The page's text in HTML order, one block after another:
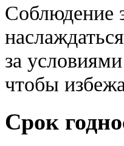
Соблюдение
за
чтобы
Срок